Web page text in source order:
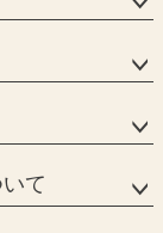
て